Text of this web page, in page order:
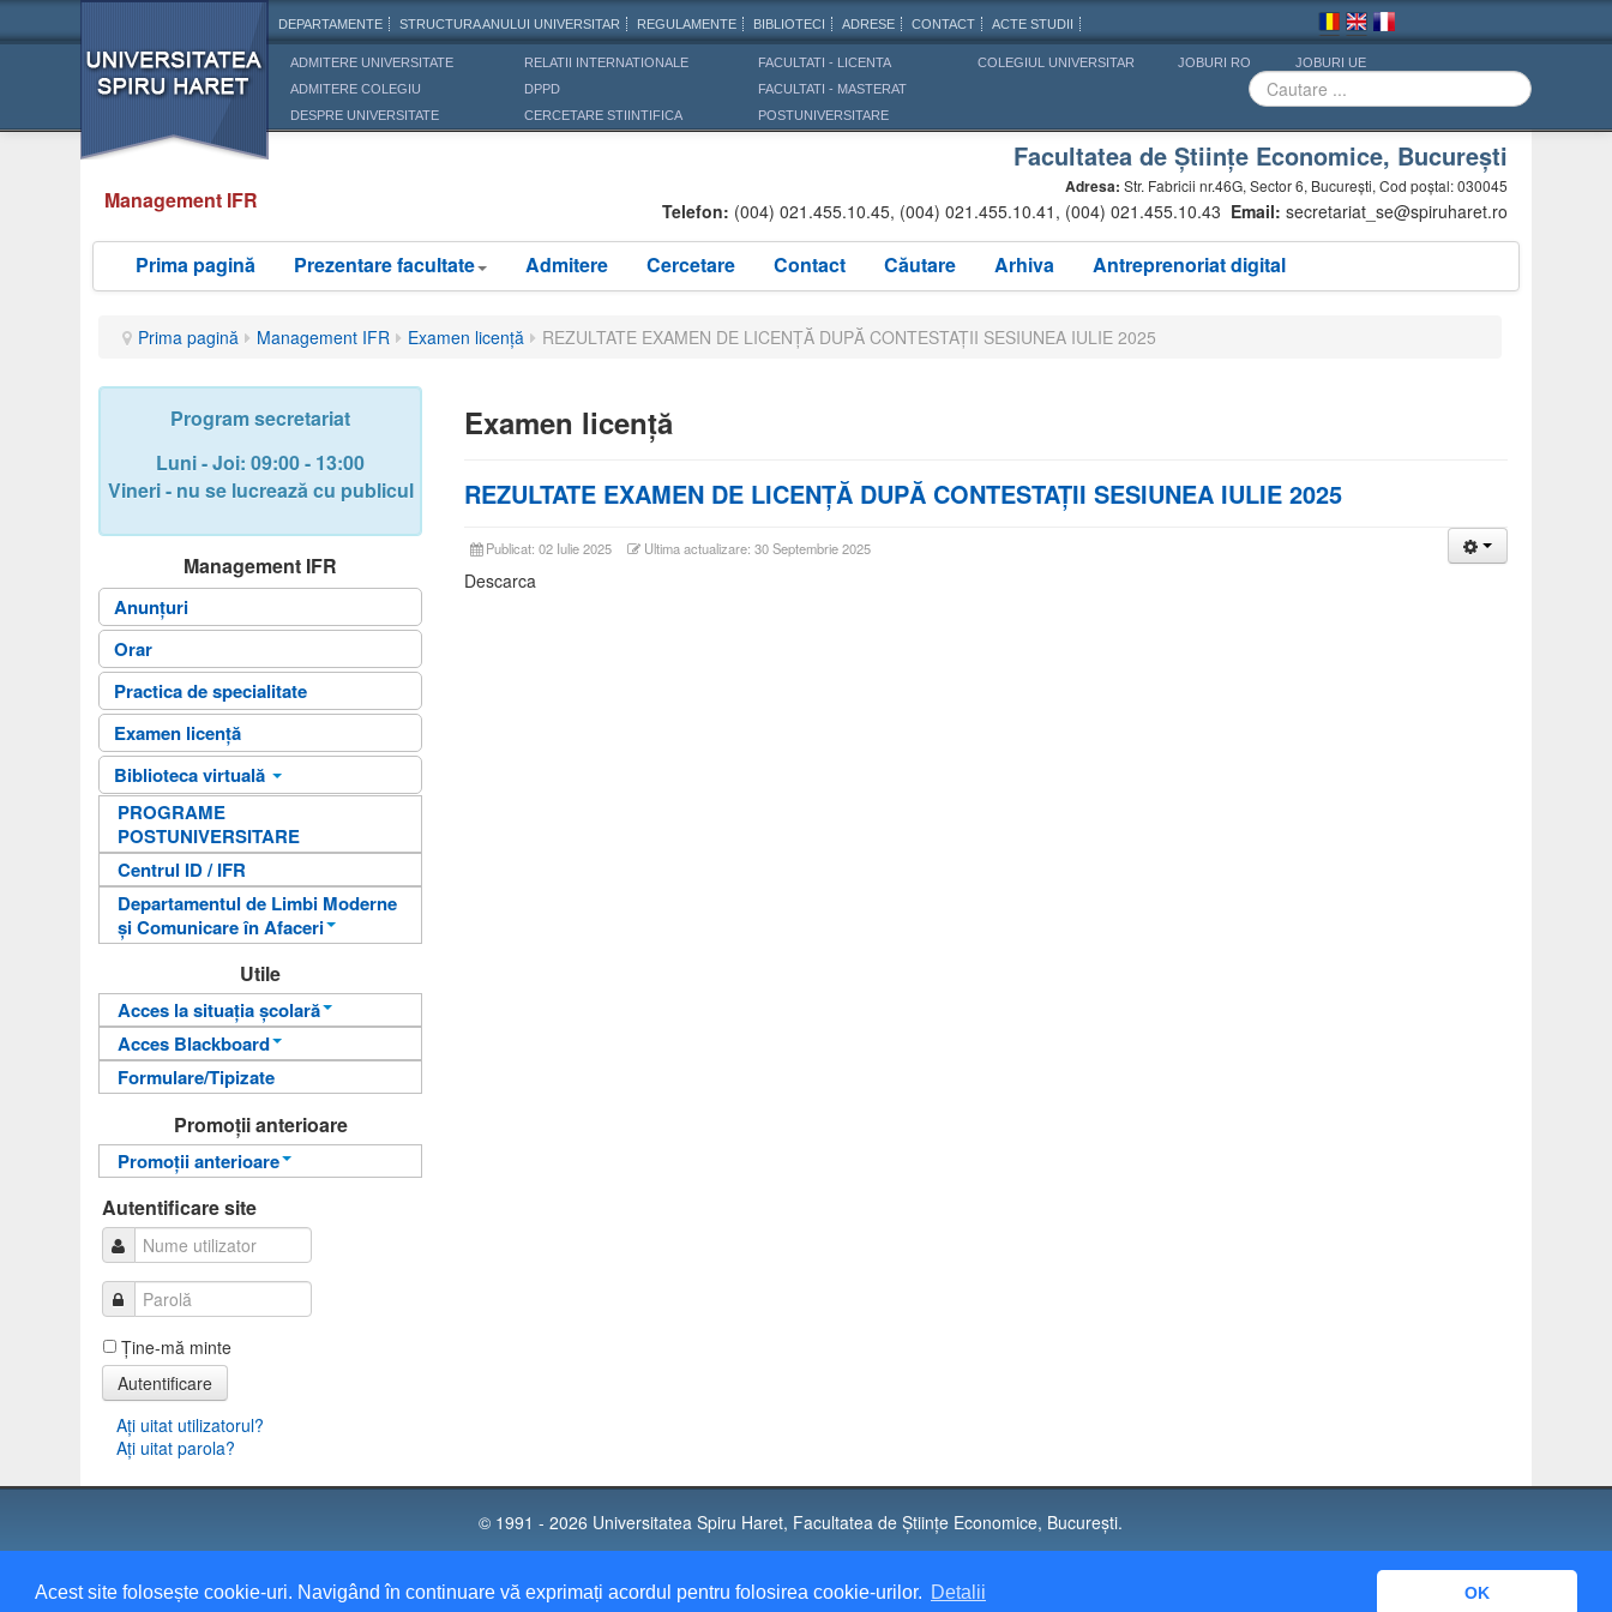
Acest site folosește cookie-uri. Navigând în continuare vă exprimați acordul pentru folosirea cookie-urilor. Detalii OK
DEPARTAMENTE STRUCTURA ANULUI UNIVERSITAR REGULAMENTE BIBLIOTECI ADRESE CONTACT ACTE STUDII
ADMITERE UNIVERSITATE
ADMITERE COLEGIU
DESPRE UNIVERSITATE
RELATII INTERNATIONALE
DPPD
CERCETARE STIINTIFICA
FACULTATI - LICENTA
FACULTATI - MASTERAT
POSTUNIVERSITARE
COLEGIUL UNIVERSITAR JOBURI RO JOBURI UE
Management IFR
Facultatea de Științe Economice, București
Adresa: Str. Fabricii nr.46G, Sector 6, București, Cod poștal: 030045
Telefon: (004) 021.455.10.45, (004) 021.455.10.41, (004) 021.455.10.43 Email: secretariat_se@spiruharet.ro
Prima pagină Prezentare facultate Admitere Cercetare Contact Căutare Arhiva Antreprenoriat digital
Prima pagină Management IFR Examen licență REZULTATE EXAMEN DE LICENŢĂ DUPĂ CONTESTAŢII SESIUNEA IULIE 2025
Program secretariat
Luni - Joi: 09:00 - 13:00
Vineri - nu se lucrează cu publicul
Management IFR
Anunțuri
Orar
Practica de specialitate
Examen licență
Biblioteca virtuală
Fișele disciplinelor
Ghiduri universitare
Sinteze curs
PROGRAME
POSTUNIVERSITARE
Centrul ID / IFR
Departamentul de Limbi Moderne
și Comunicare în Afaceri
An pregătitor pentru învățarea
limbii române
Departamentul de Limbi
Moderne și Comunicare în
Afaceri
Utile
Acces la situația școlară
Informații pentru acces
Autentificare
Acces Blackboard
Informații pentru acces
Autentificare
Formulare/Tipizate
Promoții anterioare
Promoții anterioare
Promoții anterioare
Autentificare site
Ţine-mă minte
Autentificare
Aţi uitat utilizatorul?
Aţi uitat parola?
Examen licență
REZULTATE EXAMEN DE LICENŢĂ DUPĂ CONTESTAŢII SESIUNEA IULIE 2025
Publicat: 02 Iulie 2025 Ultima actualizare: 30 Septembrie 2025
Descarca
© 1991 - 2026 Universitatea Spiru Haret, Facultatea de Științe Economice, București.